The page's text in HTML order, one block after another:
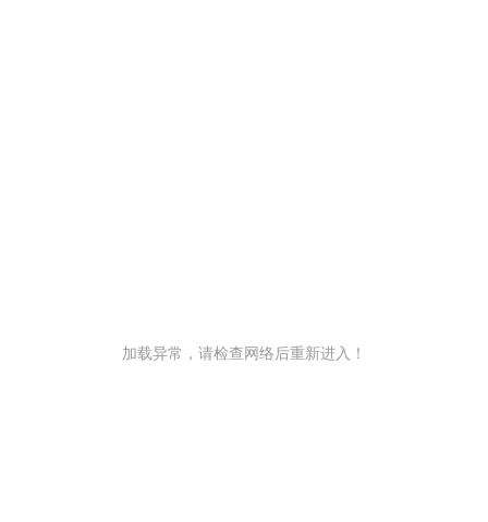
加载异常，请检查网络后重新进入！